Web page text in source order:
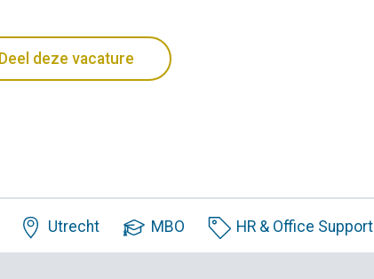
Deel deze vacature
Utrecht MBO HR & Office Support